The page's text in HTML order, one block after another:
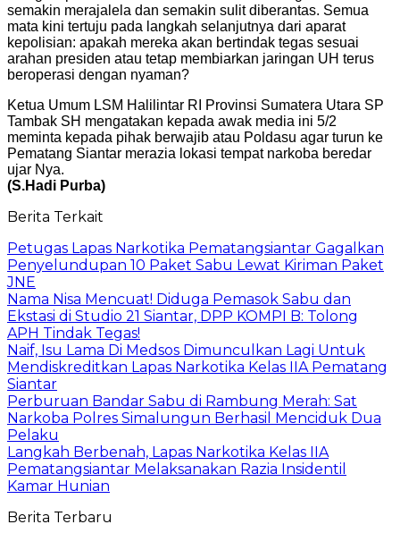
semakin merajalela dan semakin sulit diberantas. Semua
mata kini tertuju pada langkah selanjutnya dari aparat
kepolisian: apakah mereka akan bertindak tegas sesuai
arahan presiden atau tetap membiarkan jaringan UH terus
beroperasi dengan nyaman?
Ketua Umum LSM Halilintar RI Provinsi Sumatera Utara SP
Tambak SH mengatakan kepada awak media ini 5/2
meminta kepada pihak berwajib atau Poldasu agar turun ke
Pematang Siantar merazia lokasi tempat narkoba beredar
ujar Nya.
(S.Hadi Purba)
Berita Terkait
Petugas Lapas Narkotika Pematangsiantar Gagalkan
Penyelundupan 10 Paket Sabu Lewat Kiriman Paket
JNE
Nama Nisa Mencuat! Diduga Pemasok Sabu dan
Ekstasi di Studio 21 Siantar, DPP KOMPI B: Tolong
APH Tindak Tegas!
Naif, Isu Lama Di Medsos Dimunculkan Lagi Untuk
Mendiskreditkan Lapas Narkotika Kelas IIA Pematang
Siantar
Perburuan Bandar Sabu di Rambung Merah: Sat
Narkoba Polres Simalungun Berhasil Menciduk Dua
Pelaku
Langkah Berbenah, Lapas Narkotika Kelas IIA
Pematangsiantar Melaksanakan Razia Insidentil
Kamar Hunian
Berita Terbaru